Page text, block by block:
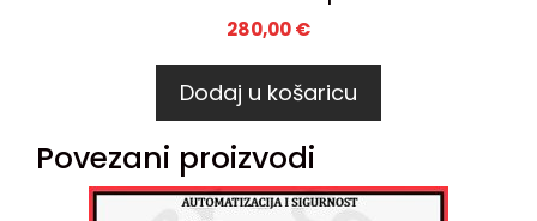
280,00€
Dodaj u košaricu
Povezani proizvodi